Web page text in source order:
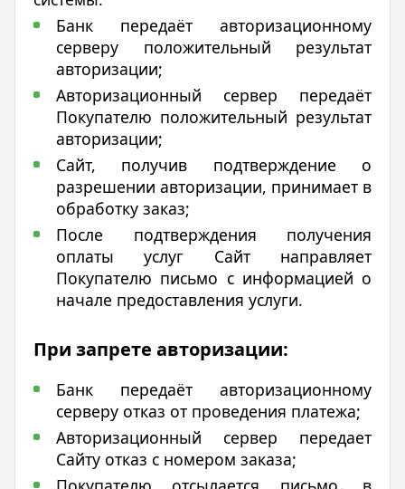
Банк передаёт авторизационному
серверу положительный результат
авторизации;
Авторизационный сервер передаёт
Покупателю положительный результат
авторизации;
Сайт, получив подтверждение о
разрешении авторизации, принимает в
обработку заказ;
После подтверждения получения
оплаты услуг Сайт направляет
Покупателю письмо с информацией о
начале предоставления услуги.
При запрете авторизации:
Банк передаёт авторизационному
серверу отказ от проведения платежа;
Авторизационный сервер передает
Сайту отказ с номером заказа;